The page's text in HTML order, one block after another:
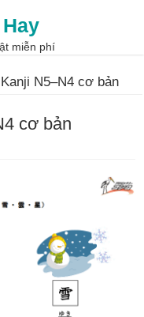
miễn phí
N5–N4 cơ bản
cơ bản